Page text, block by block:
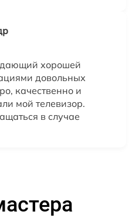
хорошей
довольных
качественно и
мой телевизор.
в случае